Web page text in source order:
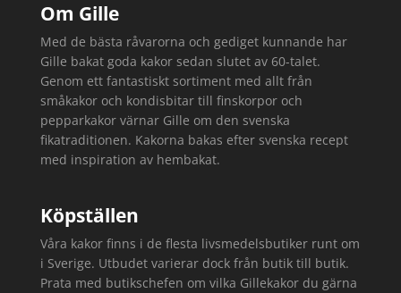
Om Gille
Med de bästa råvarorna och gediget kunnande har
Gille bakat goda kakor sedan slutet av 60-talet.
Genom ett fantastiskt sortiment med allt från
småkakor och kondisbitar till finskorpor och
pepparkakor värnar Gille om den svenska
fikatraditionen. Kakorna bakas efter svenska recept
med inspiration av hembakat.
Köpställen
Våra kakor finns i de flesta livsmedelsbutiker runt om
i Sverige. Utbudet varierar dock från butik till butik.
Prata med butikschefen om vilka Gillekakor du gärna